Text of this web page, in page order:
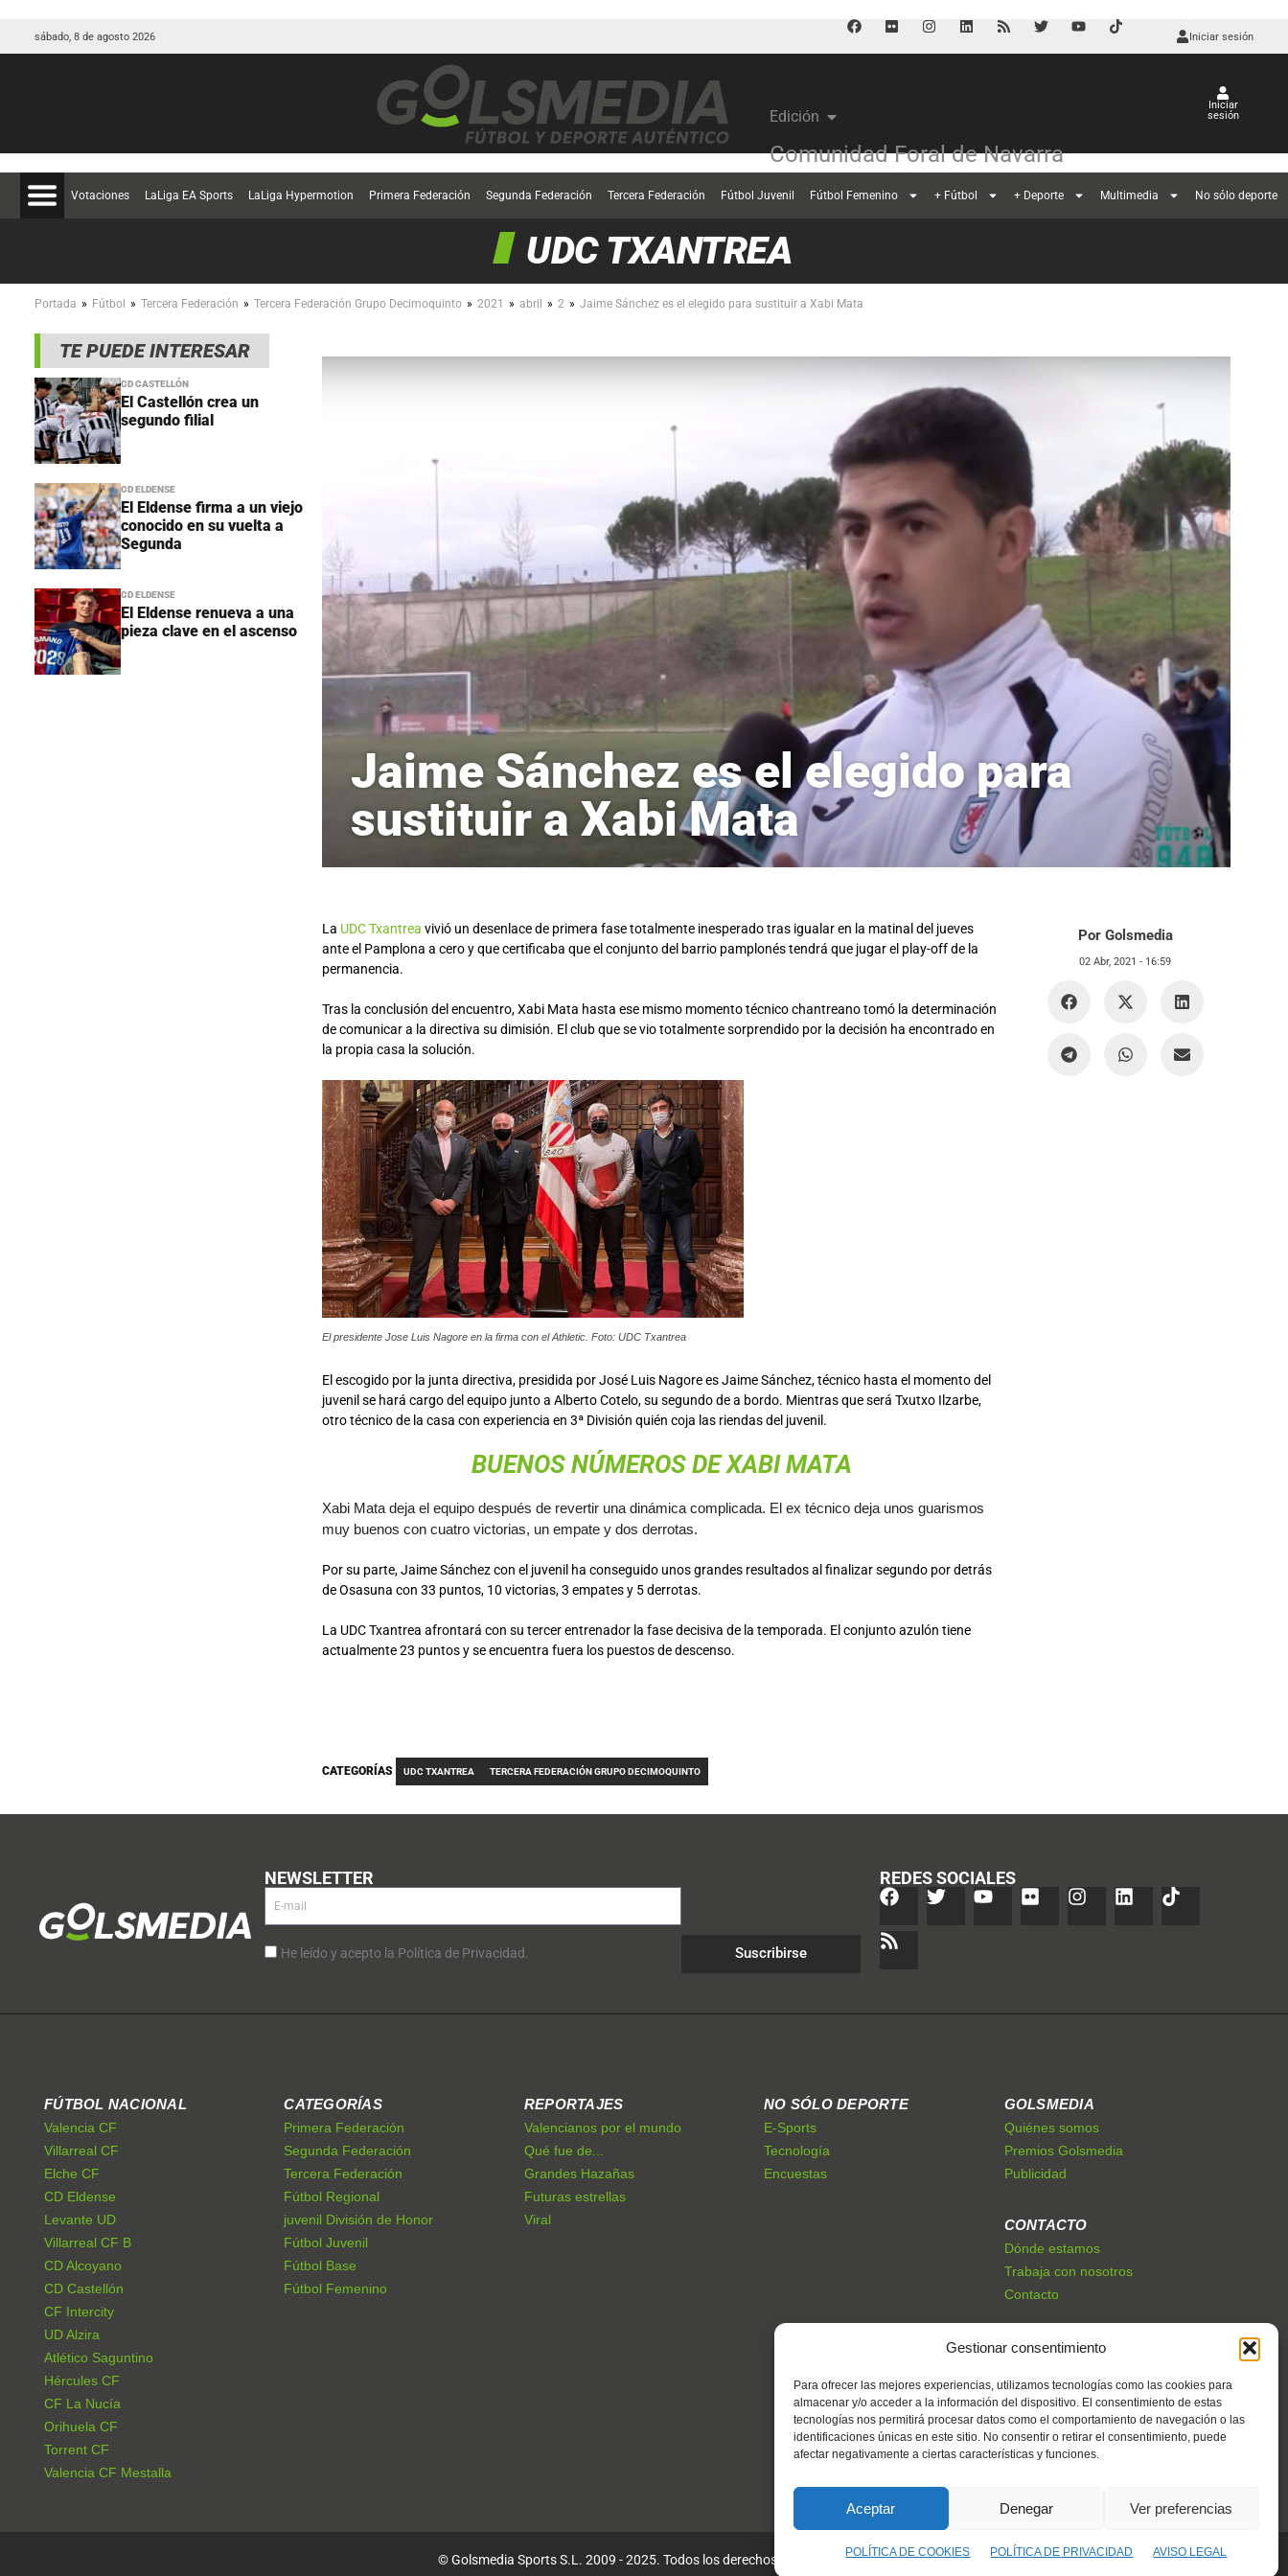
Gestionar consentimiento
Para ofrecer las mejores experiencias, utilizamos tecnologías como las cookies para
almacenar y/o acceder a la información del dispositivo. El consentimiento de estas
tecnologías nos permitirá procesar datos como el comportamiento de navegación o las
identificaciones únicas en este sitio. No consentir o retirar el consentimiento, puede
afectar negativamente a ciertas características y funciones.
Aceptar Denegar Ver preferencias
POLÍTICA DE COOKIES POLÍTICA DE PRIVACIDAD AVISO LEGAL
sábado, 8 de agosto 2026 Iniciar sesión
Edición
Comunidad Foral de Navarra
Iniciar
sesión
Votaciones LaLiga EA Sports LaLiga Hypermotion Primera Federación Segunda Federación Tercera Federación Fútbol Juvenil Fútbol Femenino + Fútbol + Deporte Multimedia No sólo deporte
UDC TXANTREA
Portada » Fútbol » Tercera Federación » Tercera Federación Grupo Decimoquinto » 2021 » abril » 2 » Jaime Sánchez es el elegido para sustituir a Xabi Mata
TE PUEDE INTERESAR
CD CASTELLÓN
El Castellón crea un
segundo filial
CD ELDENSE
El Eldense firma a un viejo
conocido en su vuelta a
Segunda
CD ELDENSE
El Eldense renueva a una
pieza clave en el ascenso
Jaime Sánchez es el elegido para
sustituir a Xabi Mata
La UDC Txantrea vivió un desenlace de primera fase totalmente inesperado tras igualar en la matinal del jueves
ante el Pamplona a cero y que certificaba que el conjunto del barrio pamplonés tendrá que jugar el play-off de la
permanencia.
Tras la conclusión del encuentro, Xabi Mata hasta ese mismo momento técnico chantreano tomó la determinación
de comunicar a la directiva su dimisión. El club que se vio totalmente sorprendido por la decisión ha encontrado en
la propia casa la solución.
El presidente Jose Luis Nagore en la firma con el Athletic. Foto: UDC Txantrea
El escogido por la junta directiva, presidida por José Luis Nagore es Jaime Sánchez, técnico hasta el momento del
juvenil se hará cargo del equipo junto a Alberto Cotelo, su segundo de a bordo. Mientras que será Txutxo Ilzarbe,
otro técnico de la casa con experiencia en 3ª División quién coja las riendas del juvenil.
BUENOS NÚMEROS DE XABI MATA
Xabi Mata deja el equipo después de revertir una dinámica complicada. El ex técnico deja unos guarismos
muy buenos con cuatro victorias, un empate y dos derrotas.
Por su parte, Jaime Sánchez con el juvenil ha conseguido unos grandes resultados al finalizar segundo por detrás
de Osasuna con 33 puntos, 10 victorias, 3 empates y 5 derrotas.
La UDC Txantrea afrontará con su tercer entrenador la fase decisiva de la temporada. El conjunto azulón tiene
actualmente 23 puntos y se encuentra fuera los puestos de descenso.
Por Golsmedia
02 Abr, 2021 - 16:59
CATEGORÍAS UDC TXANTREA TERCERA FEDERACIÓN GRUPO DECIMOQUINTO
NEWSLETTER
He leído y acepto la Política de Privacidad. Suscribirse
REDES SOCIALES
FÚTBOL NACIONAL
Valencia CF
Villarreal CF
Elche CF
CD Eldense
Levante UD
Villarreal CF B
CD Alcoyano
CD Castellón
CF Intercity
UD Alzira
Atlético Saguntino
Hércules CF
CF La Nucía
Orihuela CF
Torrent CF
Valencia CF Mestalla
CATEGORÍAS
Primera Federación
Segunda Federación
Tercera Federación
Fútbol Regional
juvenil División de Honor
Fútbol Juvenil
Fútbol Base
Fútbol Femenino
REPORTAJES
Valencianos por el mundo
Qué fue de...
Grandes Hazañas
Futuras estrellas
Viral
NO SÓLO DEPORTE
E-Sports
Tecnología
Encuestas
GOLSMEDIA
Quiénes somos
Premios Golsmedia
Publicidad
CONTACTO
Dónde estamos
Trabaja con nosotros
Contacto
© Golsmedia Sports S.L. 2009 - 2025. Todos los derechos reservados.